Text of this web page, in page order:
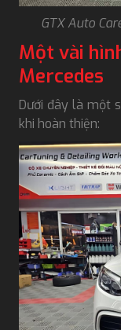
GTX Auto
Một vài
Mercedes
Dưới đây là một
khi hoàn thiện: